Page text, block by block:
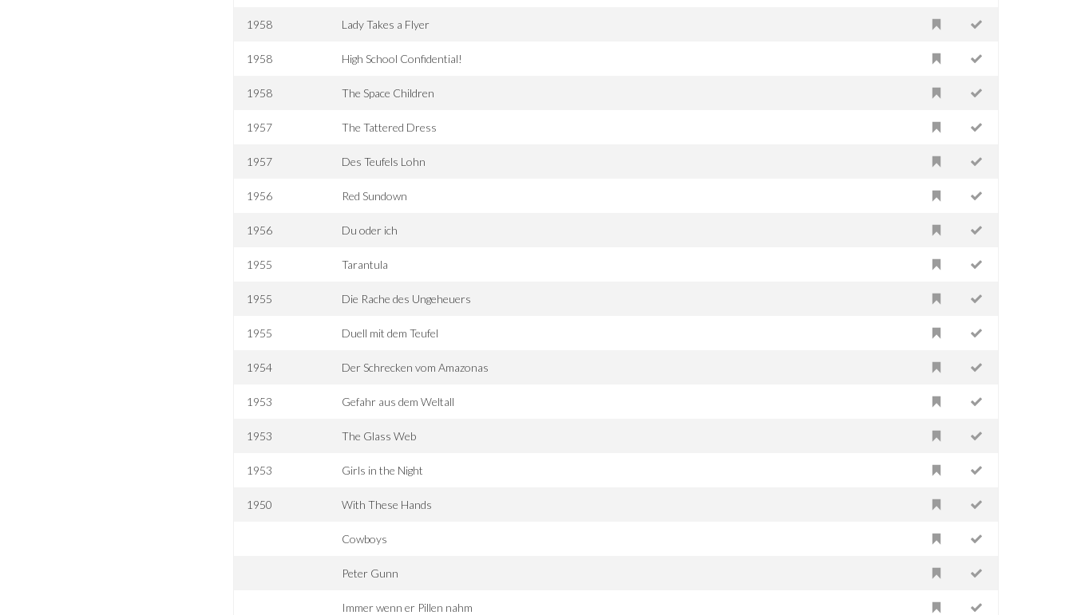
1958 Lady Takes a Flyer
1958 High School Confidential!
1958 The Space Children
1957 The Tattered Dress
1957 Des Teufels Lohn
1956 Red Sundown
1956 Du oder ich
1955 Tarantula
1955 Die Rache des Ungeheuers
1955 Duell mit dem Teufel
1954 Der Schrecken vom Amazonas
1953 Gefahr aus dem Weltall
1953 The Glass Web
1953 Girls in the Night
1950 With These Hands
Cowboys
Peter Gunn
Immer wenn er Pillen nahm